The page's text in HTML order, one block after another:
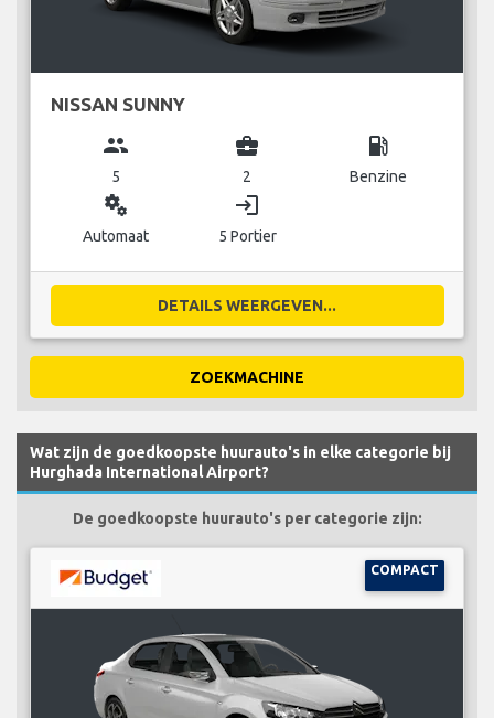
NISSAN SUNNY
group
5
business_center
2
local_gas_station
Benzine
miscellaneous_services
Automaat
login
5 Portier
DETAILS WEERGEVEN...
ZOEKMACHINE
Wat zijn de goedkoopste huurauto's in elke categorie bij
Hurghada International Airport?
De goedkoopste huurauto's per categorie zijn:
COMPACT